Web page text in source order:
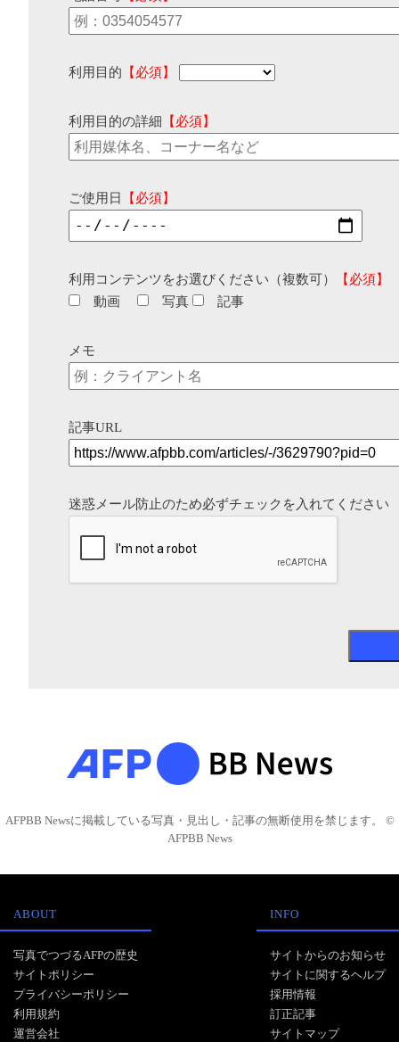
利用目的 【必須】
利用目的の詳細 【必須】
ご使用日 【必須】
利用コンテンツをお選びください（複数可）
【必須】
動画
写真 記事
メモ
記事URL
迷惑メール防止のため必ずチェックを入れてください
AFPBB Newsに掲載している写真・見出し・記事の無断使用を禁じます。 ©
AFPBB News
ABOUT
写真でつづるAFPの歴史
サイトポリシー
プライバシーポリシー
利用規約
運営会社
INFO
サイトからのお知らせ
サイトに関するヘルプ
採用情報
訂正記事
サイトマップ